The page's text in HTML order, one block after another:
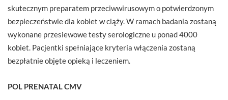
skutecznym preparatem przeciwwirusowym o potwierdzonym
bezpieczeństwie dla kobiet w ciąży. W ramach badania zostaną
wykonane przesiewowe testy serologiczne u ponad 4000
kobiet. Pacjentki spełniające kryteria włączenia zostaną
bezpłatnie objęte opieką i leczeniem.
POL PRENATAL CMV